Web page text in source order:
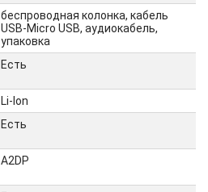
беспроводная колонка, кабель
USB-Micro USB, аудиокабель,
упаковка
Есть
Li-Ion
Есть
A2DP